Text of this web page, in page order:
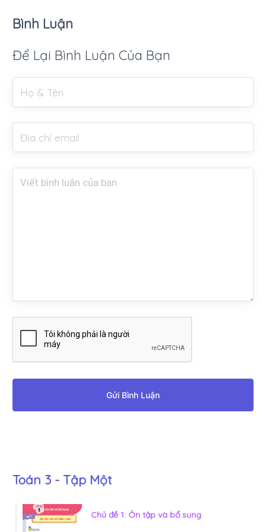
Bình Luận
Để Lại Bình Luận Của Bạn
Gửi Bình Luận
Toán 3 - Tập Một
Chủ đề 1: Ôn tập và bổ sung